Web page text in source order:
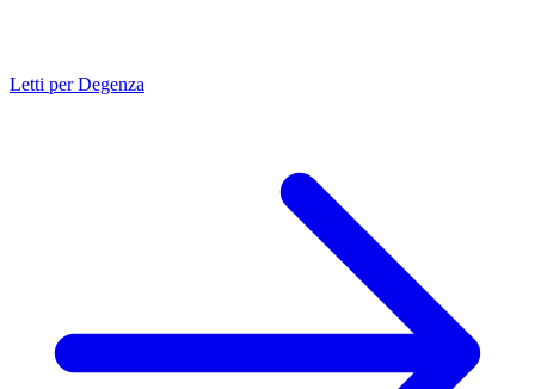
Letti per Degenza